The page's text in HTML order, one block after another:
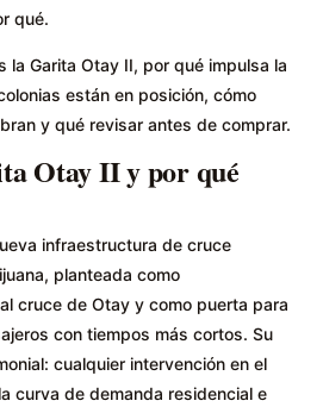
qué.
la Garita Otay II, por qué impulsa la
están en posición, cómo
y qué revisar antes de comprar.
Otay II y por qué
infraestructura de cruce
planteada como
cruce de Otay y como puerta para
con tiempos más cortos. Su
cualquier intervención en el
curva de demanda residencial e